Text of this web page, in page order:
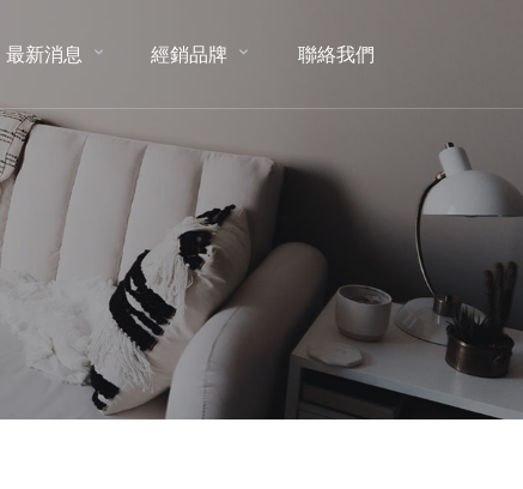
最新消息
經銷品牌
聯絡我們